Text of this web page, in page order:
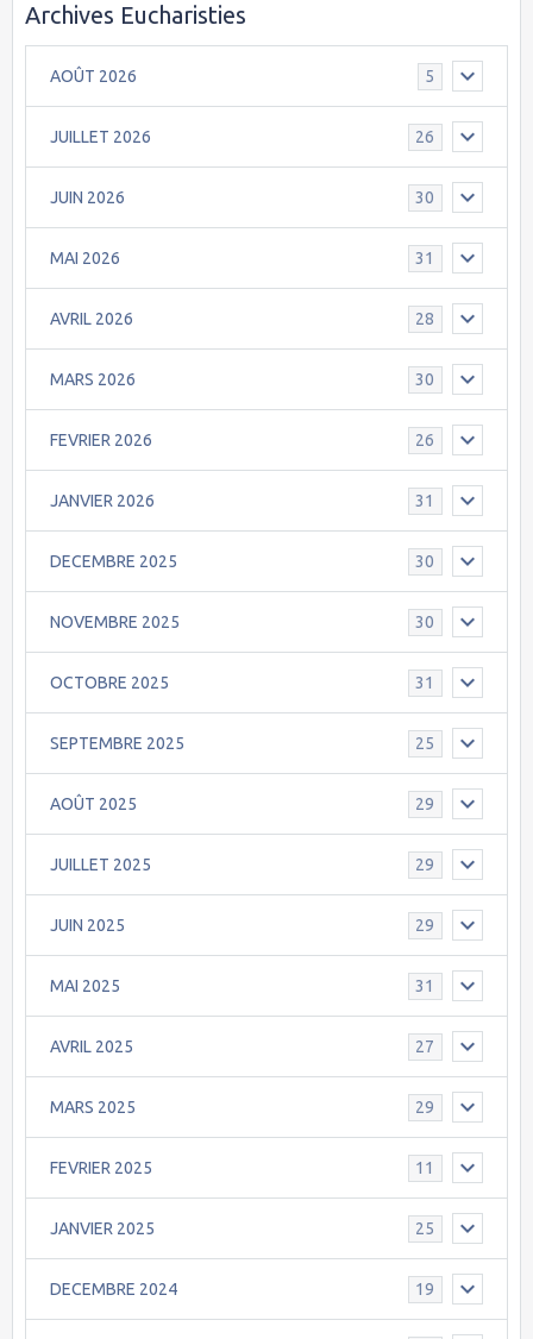
Archives Eucharisties
AOÛT 2026 5
JUILLET 2026 26
JUIN 2026 30
MAI 2026 31
AVRIL 2026 28
MARS 2026 30
FEVRIER 2026 26
JANVIER 2026 31
DECEMBRE 2025 30
NOVEMBRE 2025 30
OCTOBRE 2025 31
SEPTEMBRE 2025 25
AOÛT 2025 29
JUILLET 2025 29
JUIN 2025 29
MAI 2025 31
AVRIL 2025 27
MARS 2025 29
FEVRIER 2025 11
JANVIER 2025 25
DECEMBRE 2024 19